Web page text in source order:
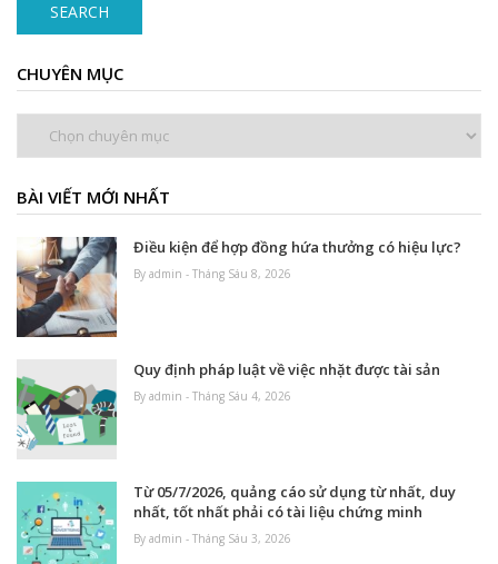
SEARCH
CHUYÊN MỤC
BÀI VIẾT MỚI NHẤT
Điều kiện để hợp đồng hứa thưởng có hiệu lực?
By admin - Tháng Sáu 8, 2026
Quy định pháp luật về việc nhặt được tài sản
By admin - Tháng Sáu 4, 2026
Từ 05/7/2026, quảng cáo sử dụng từ nhất, duy
nhất, tốt nhất phải có tài liệu chứng minh
By admin - Tháng Sáu 3, 2026